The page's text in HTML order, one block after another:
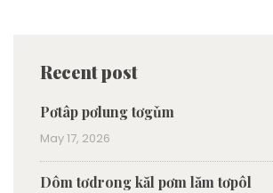
Recent post
Pơtâp pơlung tơgǔm
May 17, 2026
Dôm tơdrong kăl pơm lăm tơpôl